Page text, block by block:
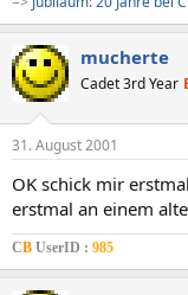
mucherte
Cadet 3rd Year
31. August 2001
OK schick mir
erstmal an einem
CB UserID : 985